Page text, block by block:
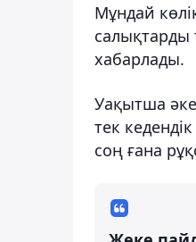
Мұндай
салықтарды
хабарлады.
Уақытша
тек
соң ғана